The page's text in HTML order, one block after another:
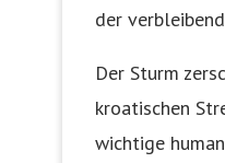
der
Der Sturm
kroatischen
wichtige